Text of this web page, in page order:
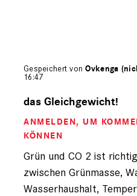
Gespeichert vonOvkenga
16:47
auf
Peter
Bitner
registriert)
das Gleichgewicht!
ANMELDEN, UM
KÖNNEN
Grün und CO 2 ist
zwischen Grünmasse,
Wasserhaushalt,